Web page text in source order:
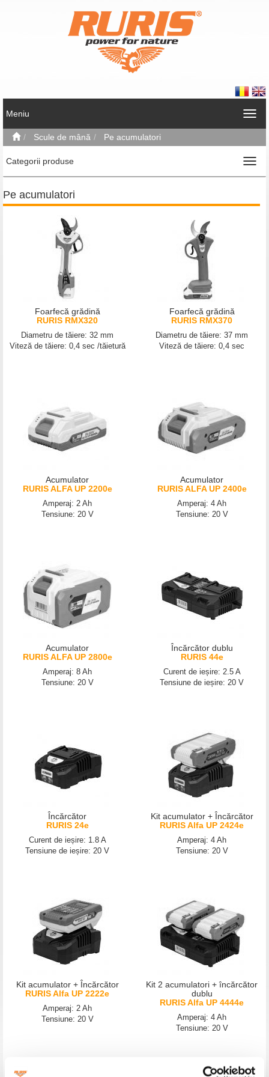
Meniu
Scule de mână Pe acumulatori
Categorii produse
Pe acumulatori
Foarfecă grădină
RURIS RMX320
Diametru de tăiere: 32 mm
Viteză de tăiere: 0,4 sec /tăietură
Foarfecă grădină
RURIS RMX370
Diametru de tăiere: 37 mm
Viteză de tăiere: 0,4 sec
Acumulator
RURIS ALFA UP 2200e
Amperaj: 2 Ah
Tensiune: 20 V
Acumulator
RURIS ALFA UP 2400e
Amperaj: 4 Ah
Tensiune: 20 V
Acumulator
RURIS ALFA UP 2800e
Amperaj: 8 Ah
Tensiune: 20 V
Încărcător dublu
RURIS 44e
Curent de ieșire: 2.5 A
Tensiune de ieșire: 20 V
Încărcător
RURIS 24e
Curent de ieșire: 1.8 A
Tensiune de ieșire: 20 V
Kit acumulator + Încărcător
RURIS Alfa UP 2424e
Amperaj: 4 Ah
Tensiune: 20 V
Kit acumulator + Încărcător
RURIS Alfa UP 2222e
Amperaj: 2 Ah
Tensiune: 20 V
Kit 2 acumulatori + încărcător
dublu
RURIS Alfa UP 4444e
Amperaj: 4 Ah
Tensiune: 20 V